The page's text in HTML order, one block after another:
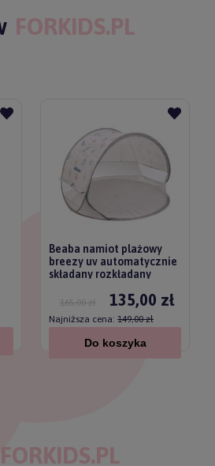
FORKIDS.PL
Beaba namiot plażowy
breezy uv automatycznie
składany rozkładany
135,00 zł
165,00 zł
Najniższa cena: 149,00 zł
Do koszyka
FORKIDS.PL